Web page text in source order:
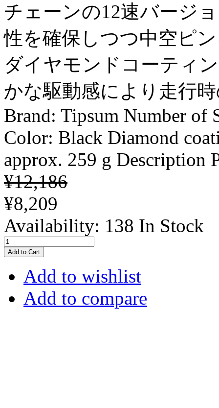
チェーンの12速バージ
性を確保しつつ中空ピ
ダイヤモンドコーティ
かな駆動感により走行
Brand: Tipsum Number of
Color: Black Diamond
approx. 259 g Description
¥12,186
¥8,209
Availability: 138 In Stock
Add to Cart
Add to wishlist
Add to compare